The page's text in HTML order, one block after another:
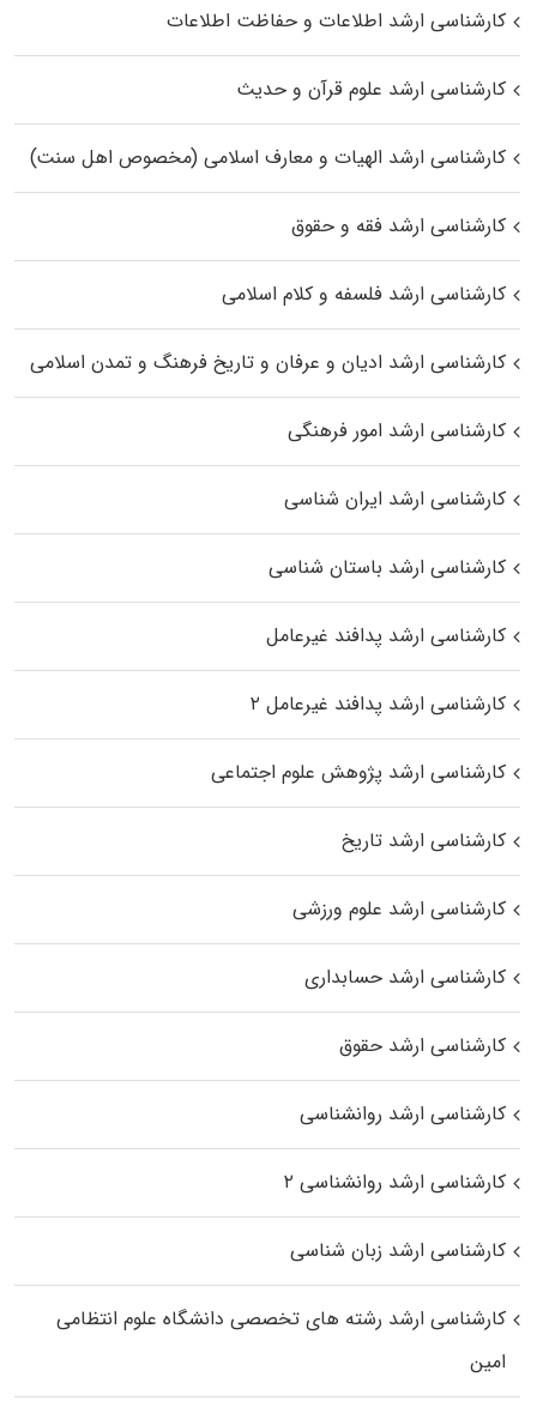
کارشناسی ارشد اطلاعات و حفاظت اطلاعات
کارشناسی ارشد علوم قرآن و حدیث
کارشناسی ارشد الهیات و معارف اسلامی (مخصوص اهل سنت)
کارشناسی ارشد فقه و حقوق
کارشناسی ارشد فلسفه و کلام اسلامی
کارشناسی ارشد ادیان و عرفان و تاریخ فرهنگ و تمدن اسلامی
کارشناسی ارشد امور فرهنگی
کارشناسی ارشد ایران شناسی
کارشناسی ارشد باستان شناسی
کارشناسی ارشد پدافند غیرعامل
کارشناسی ارشد پدافند غیرعامل ۲
کارشناسی ارشد پژوهش علوم اجتماعی
کارشناسی ارشد تاریخ
کارشناسی ارشد علوم ورزشی
کارشناسی ارشد حسابداری
کارشناسی ارشد حقوق
کارشناسی ارشد روانشناسی
کارشناسی ارشد روانشناسی ۲
کارشناسی ارشد زبان شناسی
کارشناسی ارشد رﺷﺘﻪ ﻫﺎی تخصصی داﻧﺸﮕﺎه ﻋﻠﻮم انتظامی
اﻣﻴﻦ